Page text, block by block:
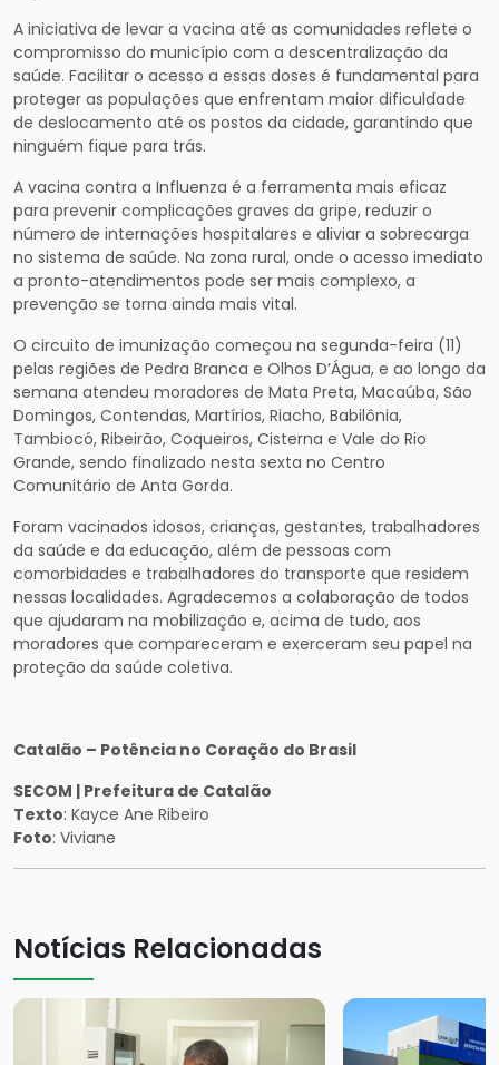
A iniciativa de levar a vacina até as comunidades reflete o
compromisso do município com a descentralização da
saúde. Facilitar o acesso a essas doses é fundamental para
proteger as populações que enfrentam maior dificuldade
de deslocamento até os postos da cidade, garantindo que
ninguém fique para trás.
A vacina contra a Influenza é a ferramenta mais eficaz
para prevenir complicações graves da gripe, reduzir o
número de internações hospitalares e aliviar a sobrecarga
no sistema de saúde. Na zona rural, onde o acesso imediato
a pronto-atendimentos pode ser mais complexo, a
prevenção se torna ainda mais vital.
O circuito de imunização começou na segunda-feira (11)
pelas regiões de Pedra Branca e Olhos D’Água, e ao longo da
semana atendeu moradores de Mata Preta, Macaúba, São
Domingos, Contendas, Martírios, Riacho, Babilônia,
Tambiocó, Ribeirão, Coqueiros, Cisterna e Vale do Rio
Grande, sendo finalizado nesta sexta no Centro
Comunitário de Anta Gorda.
Foram vacinados idosos, crianças, gestantes, trabalhadores
da saúde e da educação, além de pessoas com
comorbidades e trabalhadores do transporte que residem
nessas localidades. Agradecemos a colaboração de todos
que ajudaram na mobilização e, acima de tudo, aos
moradores que compareceram e exerceram seu papel na
proteção da saúde coletiva.
Catalão – Potência no Coração do Brasil
SECOM | Prefeitura de Catalão
Texto: Kayce Ane Ribeiro
Foto: Viviane
Notícias Relacionadas